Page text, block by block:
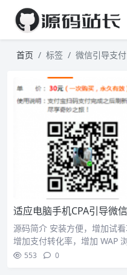
首页 标签 微信引导支付
适应电脑手机CPA引导微
源码简介 安装方便，增加试
增加支付转化率，增加 WAP
553 0